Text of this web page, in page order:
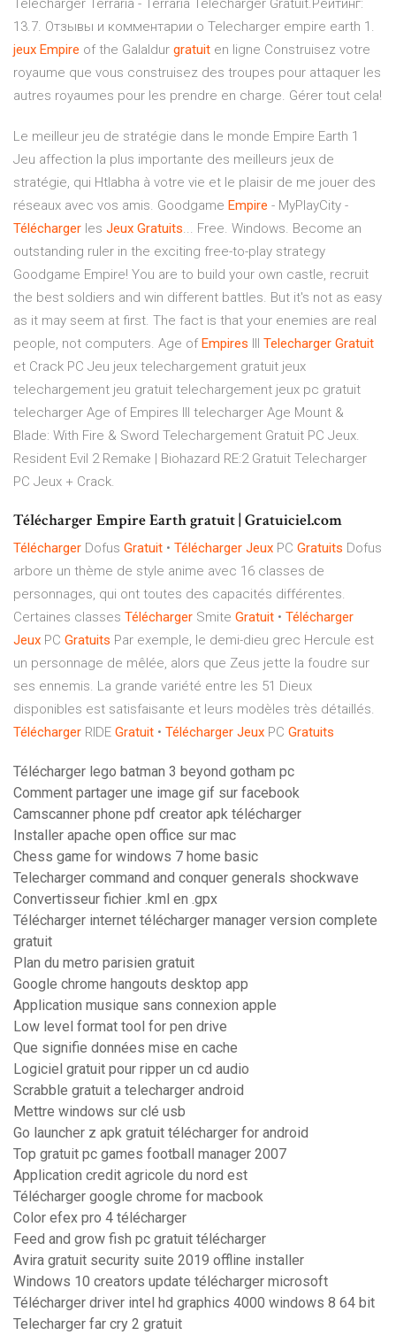
Telecharger Terraria - Terraria Telecharger Gratuit.Рейтинг:
13.7. Отзывы и комментарии о Telecharger empire earth 1.
jeux Empire of the Galaldur gratuit en ligne Construisez votre
royaume que vous construisez des troupes pour attaquer les
autres royaumes pour les prendre en charge. Gérer tout cela!
Le meilleur jeu de stratégie dans le monde Empire Earth 1
Jeu affection la plus importante des meilleurs jeux de
stratégie, qui Htlabha à votre vie et le plaisir de me jouer des
réseaux avec vos amis. Goodgame Empire - MyPlayCity -
Télécharger les Jeux Gratuits... Free. Windows. Become an
outstanding ruler in the exciting free-to-play strategy
Goodgame Empire! You are to build your own castle, recruit
the best soldiers and win different battles. But it's not as easy
as it may seem at first. The fact is that your enemies are real
people, not computers. Age of Empires Telecharger Gratuit
et Crack PC Jeu jeux telechargement gratuit jeux
telechargement jeu gratuit telechargement jeux pc gratuit
telecharger Age of Empires III telecharger Age Mount &
Blade: With Fire & Sword Telechargement Gratuit PC Jeux.
Resident Evil 2 Remake | Biohazard RE:2 Gratuit Telecharger
PC Jeux + Crack.
Télécharger Empire Earth gratuit | Gratuiciel.com
Télécharger Dofus Gratuit • Télécharger Jeux PC Gratuits Dofus
arbore un thème de style anime avec 16 classes de
personnages, qui ont toutes des capacités différentes.
Certaines classes Télécharger Smite Gratuit • Télécharger
Jeux PC Gratuits Par exemple, le demi-dieu grec Hercule est
un personnage de mêlée, alors que Zeus jette la foudre sur
ses ennemis. La grande variété entre les 51 Dieux
disponibles est satisfaisante et leurs modèles très détaillés.
Télécharger RIDE Gratuit • Télécharger Jeux PC Gratuits
Télécharger lego batman 3 beyond gotham pc
Comment partager une image gif sur facebook
Camscanner phone pdf creator apk télécharger
Installer apache open office sur mac
Chess game for windows 7 home basic
Telecharger command and conquer generals shockwave
Convertisseur fichier .kml en .gpx
Télécharger internet télécharger manager version complete
gratuit
Plan du metro parisien gratuit
Google chrome hangouts desktop app
Application musique sans connexion apple
Low level format tool for pen drive
Que signifie données mise en cache
Logiciel gratuit pour ripper un cd audio
Scrabble gratuit a telecharger android
Mettre windows sur clé usb
Go launcher z apk gratuit télécharger for android
Top gratuit pc games football manager 2007
Application credit agricole du nord est
Télécharger google chrome for macbook
Color efex pro 4 télécharger
Feed and grow fish pc gratuit télécharger
Avira gratuit security suite 2019 offline installer
Windows 10 creators update télécharger microsoft
Télécharger driver intel hd graphics 4000 windows 8 64 bit
Telecharger far cry 2 gratuit